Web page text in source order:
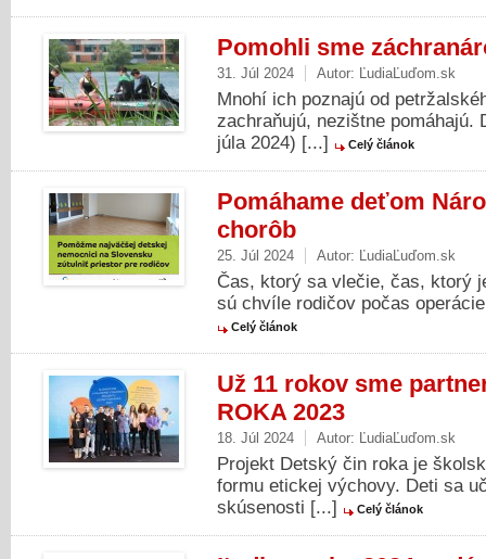
Pomohli sme
31. Júl 2024 Autor: ĽudiaĽuďom.sk
Mnohí ich poznajú od
zachraňujú, nezištne pomáhajú.
júla 2024) [...]
Celý článok
Pomáhame deťom
chorôb
25. Júl 2024 Autor: ĽudiaĽuďom.sk
Čas, ktorý sa vlečie, čas, ktorý
sú chvíle rodičov počas
Celý článok
Už 11 rokov sme
ROKA 2023
18. Júl 2024 Autor: ĽudiaĽuďom.sk
Projekt Detský čin roka je
formu etickej výchovy. Deti sa
skúsenosti [...]
Celý článok